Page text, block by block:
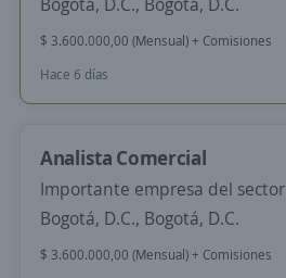
$ 3.600.000,00 (Mensual) + Comisiones
Hace 6 días
Analista Comercial
Importante empresa del sector
Bogotá, D.C., Bogotá, D.C.
$ 3.600.000,00 (Mensual) + Comisiones